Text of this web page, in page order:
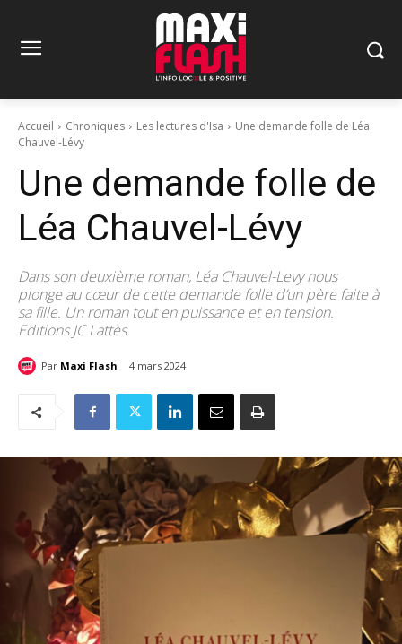
Accueil Chroniques Les lectures d'Isa
Une demande folle de Léa
Chauvel-Lévy
Une demande folle de
Léa Chauvel-Lévy
Dans son deuxième roman, Léa Chauvel-Levy nous
plonge au cœur de cette demande folle d’un père faite à
sa fille. Un roman tout en puissance et en tension.
Editions JC Lattès.
Par Maxi Flash 4 mars 2024